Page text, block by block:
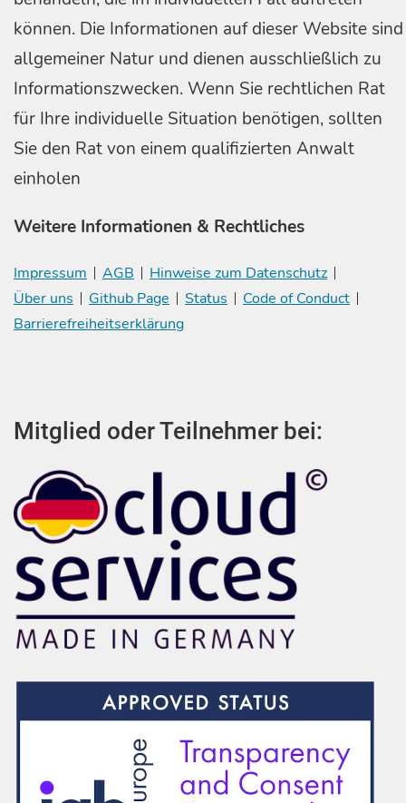
können. Die Informationen auf dieser Website sind
allgemeiner Natur und dienen ausschließlich zu
Informationszwecken. Wenn Sie rechtlichen Rat
für Ihre individuelle Situation benötigen, sollten
Sie den Rat von einem qualifizierten Anwalt
einholen
Weitere Informationen & Rechtliches
Impressum AGB
Hinweise zum Datenschutz
Über uns
Github Page Status
Code of Conduct
Barrierefreiheitserklärung
Mitglied oder Teilnehmer bei: